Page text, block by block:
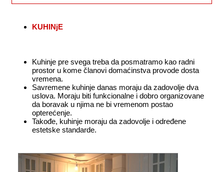
KUHINjE
Kuhinje pre svega treba da posmatramo kao radni
prostor u kome članovi domaćinstva provode dosta
vremena.
Savremene kuhinje danas moraju da zadovolje dva
uslova. Moraju biti funkcionalne i dobro organizovane
da boravak u njima ne bi vremenom postao
opterećenje.
Takođe, kuhinje moraju da zadovolje i određene
estetske standarde.